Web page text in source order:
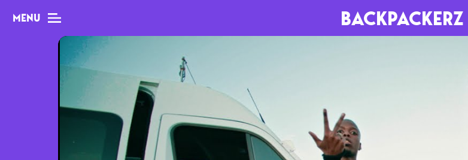
MENU BACKPACKERZ
MAG
Dossiers
Tops
Festivals